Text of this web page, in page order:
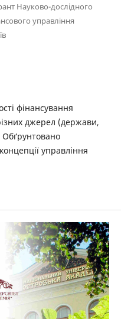
Науково-дослідного
управління
фінансування
джерел (держави,
Обґрунтовано
управління